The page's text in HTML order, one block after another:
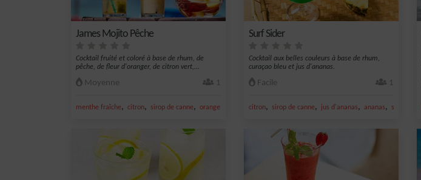
James Mojito Pêche
Cocktail fruité et coloré à base de rhum, de
pêche, de fleur d'oranger, de citron vert,...
Moyenne 1
menthe fraîche, citron, sirop de canne, orange citron vert frais
Surf Sider
Cocktail aux belles couleurs à base de rhum,
curaçao bleu et jus d'ananas.
Facile 1
citron, sirop de canne, jus d'ananas, ananas, sucre